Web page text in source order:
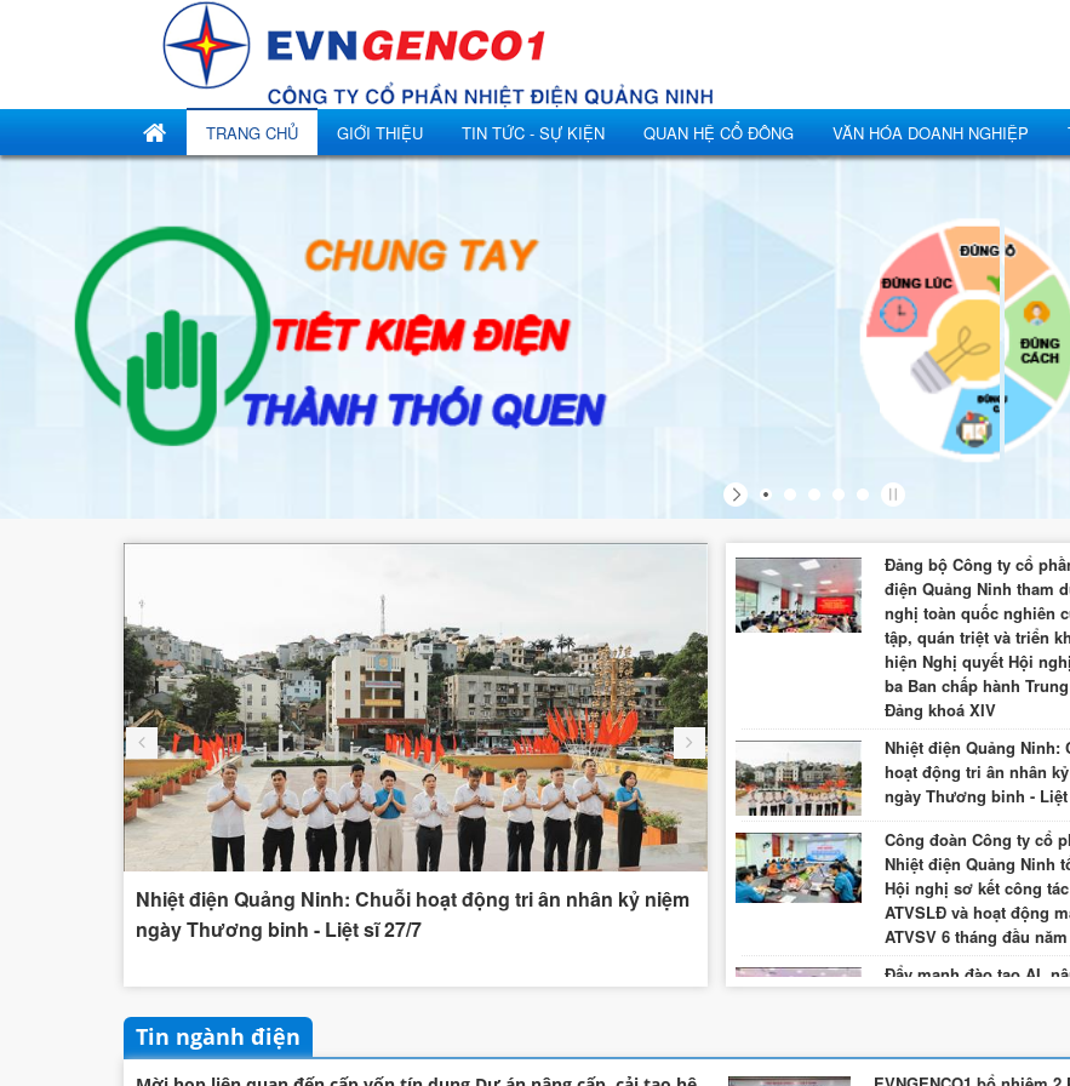
TRANG CHỦ GIỚI THIỆU TIN TỨC - SỰ KIỆN QUAN HỆ CỔ ĐÔNG VĂN HÓA DOANH NGHIỆP
Nhiệt điện Quảng Ninh: Chuỗi hoạt động tri ân nhân kỷ niệm
ngày Thương binh - Liệt sĩ 27/7
Công đoàn Công ty cổ phần Nhiệt
Hội nghị sơ kết công tác ATVSLĐ
ATVSV 6 tháng đầu năm 2026
Đảng bộ Công ty cổ
điện Quảng Ninh tham
nghị toàn quốc nghiên
tập, quán triệt và triển
hiện Nghị quyết Hội
ba Ban chấp hành
Đảng khoá XIV
Nhiệt điện Quảng Ninh:
hoạt động tri ân nhân
ngày Thương binh -
Công đoàn Công ty cổ
Nhiệt điện Quảng Ninh
Hội nghị sơ kết công tác
ATVSLĐ và hoạt động
ATVSV 6 tháng đầu năm
Đẩy mạnh đào tạo AI,
Đảng bộ Công ty cổ
Tin ngành điện